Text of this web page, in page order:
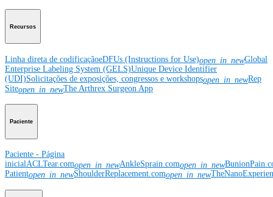
Recursos
Linha direta de codificaçãoeDFUs (Instructions for Use)open_in_newGlobal
Enterprise Labeling System (GELS)Unique Device Identifier
(UDI)Solicitações de exposições, congressos e workshopsopen_in_newRep
Siteopen_in_newThe Arthrex Surgeon App
Paciente
Paciente - Página
inicialACLTear.comopen_in_newAnkleSprain.comopen_in_new
Patientopen_in_newShoulderReplacement.comopen_in_new